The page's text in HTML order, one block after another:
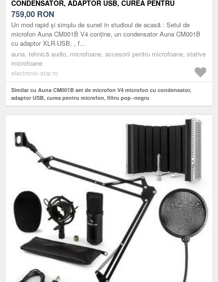
CONDENSATOR, ADAPTOR USB, CUREA PENTRU
MICROFON, FILTRU POP -NEGRU
759,00 RON
Un mod rapid și simplu de sunet in studioul de acasă : Setul de
microfon Auna CM001B V4 conține, un condensator Auna CM001B
cu adaptor XLR-USB, , f...
auna, tehnică audio, microfoane, accesorii pentru microfoane, stative
microfoane
electronic-star.ro
Similar cu Auna CM001B set de microfon V4 microfon cu condensator,
adaptor USB, curea pentru microfon, filtru pop -negru